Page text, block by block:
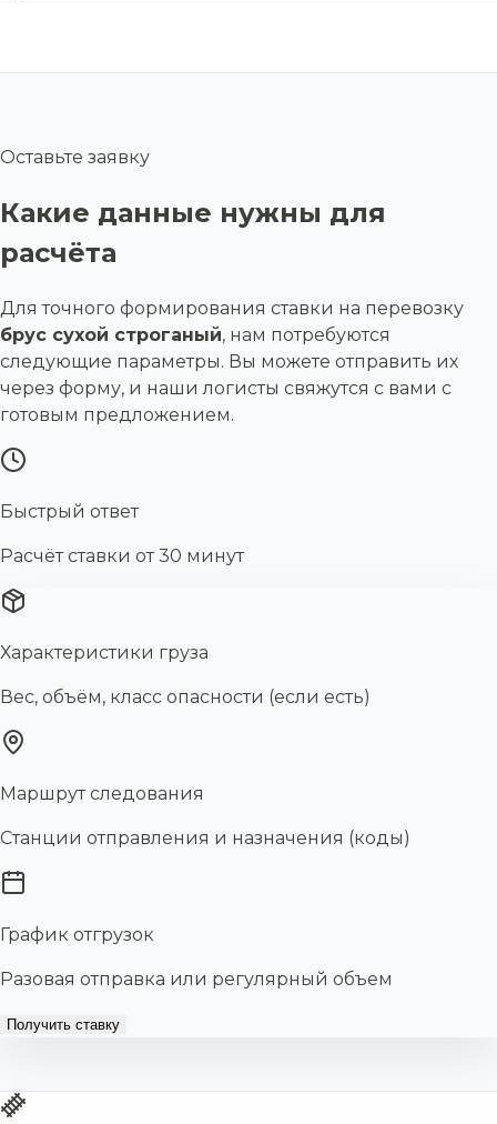
Оставьте заявку
Какие данные нужны для
расчёта
Для точного формирования ставки на перевозку
брус сухой строганый, нам потребуются
следующие параметры. Вы можете отправить их
через форму, и наши логисты свяжутся с вами с
готовым предложением.
Быстрый ответ
Расчёт ставки от 30 минут
Характеристики груза
Вес, объём, класс опасности (если есть)
Маршрут следования
Станции отправления и назначения (коды)
График отгрузок
Разовая отправка или регулярный объем
Получить ставку